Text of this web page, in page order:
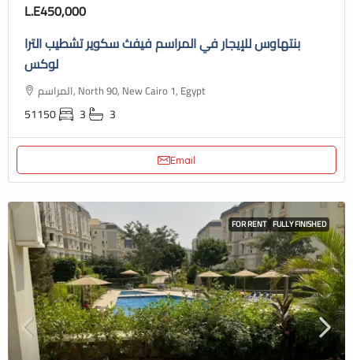
L.E450,000
بنتهاوس للإيجار في المراسم فيفث سكوير تشطيب الترا
لوكس
المراسم, North 90, New Cairo 1, Egypt
51150 3 3
Email
FOR RENT FULLY FINISHED